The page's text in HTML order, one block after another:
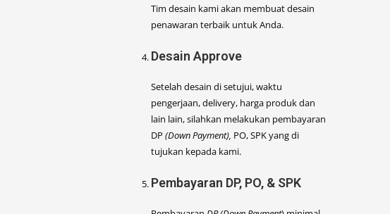
Tim desain kami akan membuat desain
penawaran terbaik untuk Anda.
Desain Approve
Setelah desain di setujui, waktu
pengerjaan, delivery, harga produk dan
lain lain, silahkan melakukan pembayaran
DP(Down Payment), PO, SPK yang di
tujukan kepada kami.
Pembayaran DP, PO, & SPK